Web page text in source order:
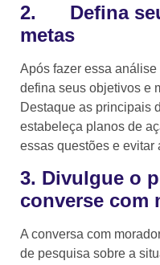
2. Defina
metas
Após fazer essa
defina seus objetivos e
Destaque as principais
estabeleça planos de
essas questões e evitar
3. Divulgue o
converse com
A conversa com
de pesquisa sobre a